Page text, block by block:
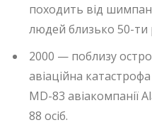
походить від
людей близько 50-ти
2000 — поблизу
авіаційна
MD-83 авіакомпанії
88 осіб.